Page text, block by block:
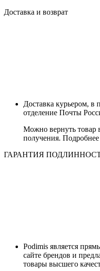
Доставка и возврат
Доставка курьером, в
отделение Почты
Можно вернуть товар
получения. Подробнее
ГАРАНТИЯ
Podimis является
сайте брендов и
товары высшего